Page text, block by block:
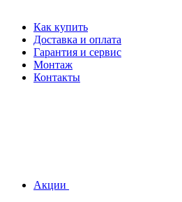
Как купить
Доставка и оплата
Гарантия и сервис
Монтаж
Контакты
Акции